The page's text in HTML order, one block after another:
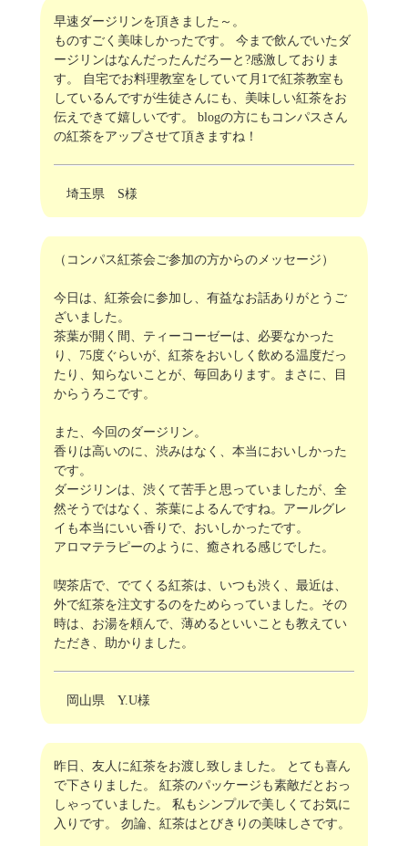
早速ダージリンを頂きました～。
ものすごく美味しかったです。 今まで飲んでいたダ
ージリンはなんだったんだろーと?感激しておりま
す。 自宅でお料理教室をしていて月1で紅茶教室も
しているんですが生徒さんにも、美味しい紅茶をお
伝えできて嬉しいです。 blogの方にもコンパスさん
の紅茶をアップさせて頂きますね！
埼玉県 S様
（コンパス紅茶会ご参加の方からのメッセージ）
今日は、紅茶会に参加し、有益なお話ありがとうご
ざいました。
茶葉が開く間、ティーコーゼーは、必要なかった
り、75度ぐらいが、紅茶をおいしく飲める温度だっ
たり、知らないことが、毎回あります。まさに、目
からうろこです。
また、今回のダージリン。
香りは高いのに、渋みはなく、本当においしかった
です。
ダージリンは、渋くて苦手と思っていましたが、全
然そうではなく、茶葉によるんですね。アールグレ
イも本当にいい香りで、おいしかったです。
アロマテラピーのように、癒される感じでした。
喫茶店で、でてくる紅茶は、いつも渋く、最近は、
外で紅茶を注文するのをためらっていました。その
時は、お湯を頼んで、薄めるといいことも教えてい
ただき、助かりました。
岡山県 Y.U様
昨日、友人に紅茶をお渡し致しました。 とても喜ん
で下さりました。 紅茶のパッケージも素敵だとおっ
しゃっていました。 私もシンプルで美しくてお気に
入りです。 勿論、紅茶はとびきりの美味しさです。